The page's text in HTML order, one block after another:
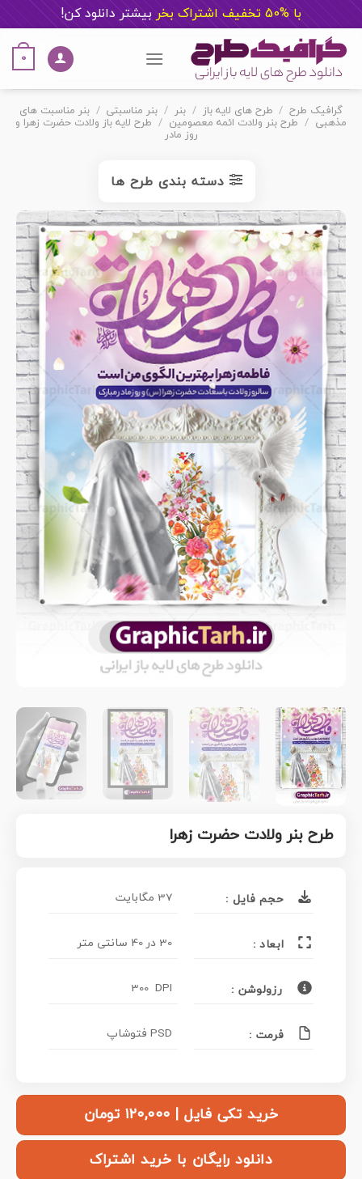
با %50 تخفیف اشتراک بخر بیشتر دانلود کن!
content
0
گرافیک طرح / طرح های لایه باز / بنر / بنر مناسبتی / بنر مناسبت های
مذهبی / طرح بنر ولادت ائمه معصومین / طرح لایه باز ولادت حضرت زهرا و
روز مادر
دسته بندی طرح ها
طرح بنر ولادت حضرت زهرا
حجم فایل : 37 مگابایت
ابعاد : 30 در 40 سانتی متر
رزولوشن : 300 DPI
فرمت : PSD فتوشاپ
خرید تکی فایل | ۱۲۰,۰۰۰ تومان
دانلود رایگان با خرید اشتراک